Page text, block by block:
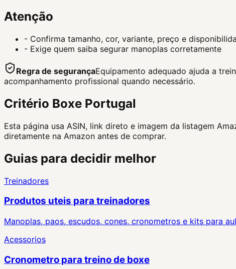
Atenção
- Confirma tamanho, cor, variante, preço e
- Exige quem saiba segurar manoplas corretamente
Regra de segurançaEquipamento adequado ajuda a
acompanhamento profissional quando necessário.
Critério Boxe Portugal
Esta página usa ASIN, link direto e imagem da listagem
diretamente na Amazon antes de comprar.
Guias para decidir melhor
Treinadores
Produtos uteis para treinadores
Manoplas, paos, escudos, cones, cronometros e kits para
Acessorios
Cronometro para treino de boxe